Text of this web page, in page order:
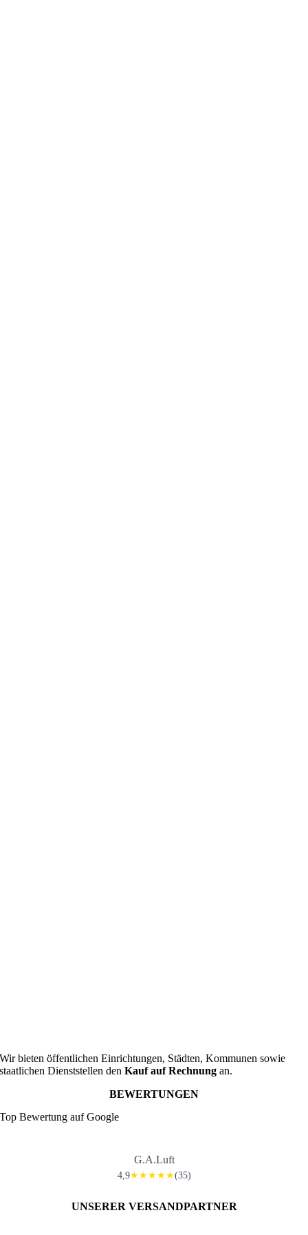
Wir bieten öffentlichen Einrichtungen, Städten, Kommunen sowie
staatlichen Dienststellen denKauf auf Rechnung an.
BEWERTUNGEN
Top Bewertung auf Google
G.A.Luft
4,9★★★★★(35)
UNSERER VERSANDPARTNER